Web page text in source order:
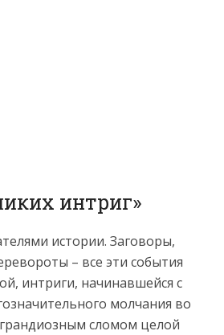
интриг»
истории. Заговоры,
– все эти события
интриги, начинавшейся с
молчания во
сломом целой